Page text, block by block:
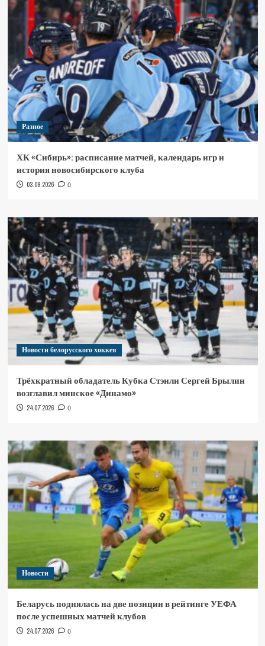
Разное
ХК «Сибирь»: расписание матчей, календарь игр и
история новосибирского клуба
03.08.2026 0
Новости белорусского хоккея
Трёхкратный обладатель Кубка Стэнли Сергей Брылин
возглавил минское «Динамо»
24.07.2026 0
Новости
Беларусь поднялась на две позиции в рейтинге УЕФА
после успешных матчей клубов
24.07.2026 0